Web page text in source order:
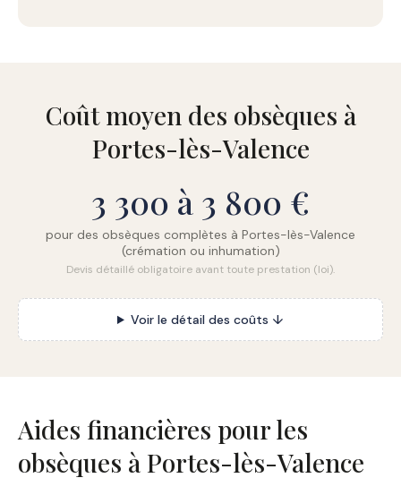
Coût moyen des obsèques à
Portes-lès-Valence
3 300 à 3 800 €
pour des obsèques complètes à Portes-lès-Valence
(crémation ou inhumation)
Devis détaillé obligatoire avant toute prestation (loi).
Voir le détail des coûts ↓
Aides financières pour les
obsèques à Portes-lès-Valence